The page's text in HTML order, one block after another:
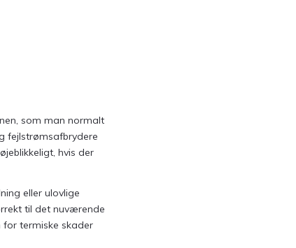
som man normalt
fejlstrømsafbrydere
hvis der
eller ulovlige
til det nuværende
for termiske skader